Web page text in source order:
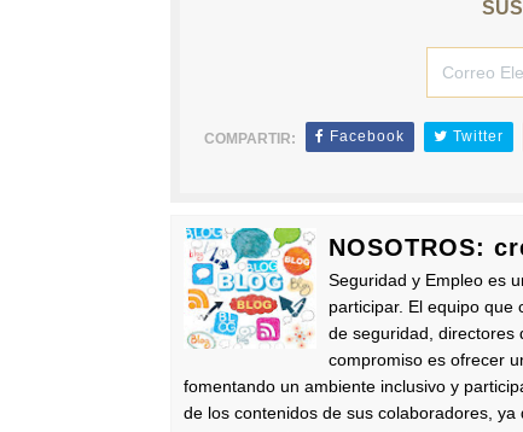
COMPARTIR: Facebook Twitter
NOSOTROS:
Seguridad y Empleo es
participar. El equipo que
de seguridad,
compromiso es ofrecer
fomentando un ambiente inclusivo y
de los contenidos de sus colaboradores,